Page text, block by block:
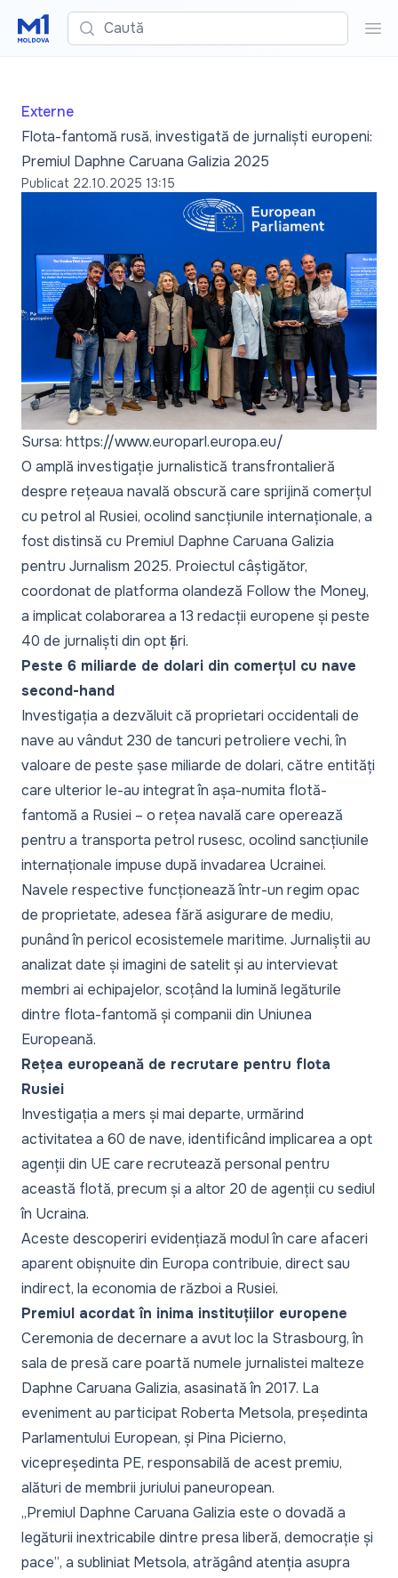
Caută
Externe
Flota-fantomă rusă, investigată de jurnaliști europeni:
Premiul Daphne Caruana Galizia 2025
Publicat 22.10.2025 13:15
Sursa: https://www.europarl.europa.eu/
O amplă investigație jurnalistică transfrontalieră
despre rețeaua navală obscură care sprijină comerțul
cu petrol al Rusiei, ocolind sancțiunile internaționale, a
fost distinsă cu Premiul Daphne Caruana Galizia
pentru Jurnalism 2025. Proiectul câștigător,
coordonat de platforma olandeză Follow the Money,
a implicat colaborarea a 13 redacții europene și peste
40 de jurnaliști din opt țări.
Peste 6 miliarde de dolari din comerțul cu nave
second-hand
Investigația a dezvăluit că proprietari occidentali de
nave au vândut 230 de tancuri petroliere vechi, în
valoare de peste șase miliarde de dolari, către entități
care ulterior le-au integrat în așa-numita flotă-
fantomă a Rusiei – o rețea navală care operează
pentru a transporta petrol rusesc, ocolind sancțiunile
internaționale impuse după invadarea Ucrainei.
Navele respective funcționează într-un regim opac
de proprietate, adesea fără asigurare de mediu,
punând în pericol ecosistemele maritime. Jurnaliștii au
analizat date și imagini de satelit și au intervievat
membri ai echipajelor, scoțând la lumină legăturile
dintre flota-fantomă și companii din Uniunea
Europeană.
Rețea europeană de recrutare pentru flota
Rusiei
Investigația a mers și mai departe, urmărind
activitatea a 60 de nave, identificând implicarea a opt
agenții din UE care recrutează personal pentru
această flotă, precum și a altor 20 de agenții cu sediul
în Ucraina.
Aceste descoperiri evidențiază modul în care afaceri
aparent obișnuite din Europa contribuie, direct sau
indirect, la economia de război a Rusiei.
Premiul acordat în inima instituțiilor europene
Ceremonia de decernare a avut loc la Strasbourg, în
sala de presă care poartă numele jurnalistei malteze
Daphne Caruana Galizia, asasinată în 2017. La
eveniment au participat Roberta Metsola, președinta
Parlamentului European, și Pina Picierno,
vicepreședinta PE, responsabilă de acest premiu,
alături de membrii juriului paneuropean.
„Premiul Daphne Caruana Galizia este o dovadă a
legăturii inextricabile dintre presa liberă, democrație și
pace”, a subliniat Metsola, atrăgând atenția asupra